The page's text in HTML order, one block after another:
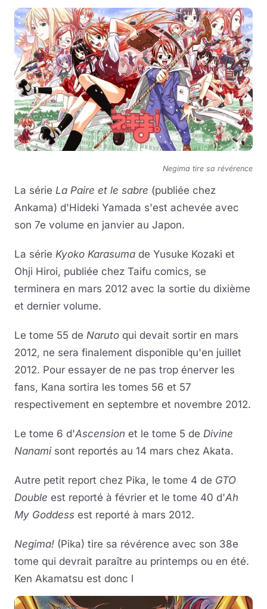
Negima tire sa révérence
La série La Paire et le sabre (publiée chez
Ankama) d'Hideki Yamada s'est achevée avec
son 7e volume en janvier au Japon.
La série Kyoko Karasuma de Yusuke Kozaki et
Ohji Hiroi, publiée chez Taifu comics, se
terminera en mars 2012 avec la sortie du dixième
et dernier volume.
Le tome 55 de Naruto qui devait sortir en mars
2012, ne sera finalement disponible qu'en juillet
2012. Pour essayer de ne pas trop énerver les
fans, Kana sortira les tomes 56 et 57
respectivement en septembre et novembre 2012.
Le tome 6 d'Ascension et le tome 5 de Divine
Nanami sont reportés au 14 mars chez Akata.
Autre petit report chez Pika, le tome 4 de GTO
Double est reporté à février et le tome 40 d'Ah
My Goddess est reporté à mars 2012.
Negima! (Pika) tire sa révérence avec son 38e
tome qui devrait paraître au printemps ou en été.
Ken Akamatsu est donc l